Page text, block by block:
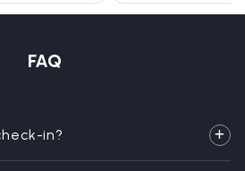
FAQ
in?